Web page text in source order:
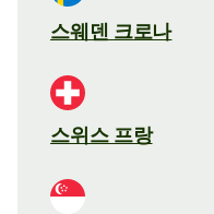
스웨덴 크로나
스위스 프랑